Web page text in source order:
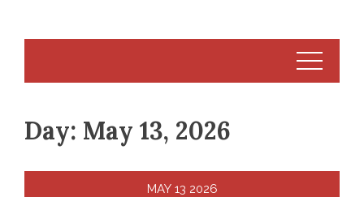
Day: May 13, 2026
MAY 13 2026